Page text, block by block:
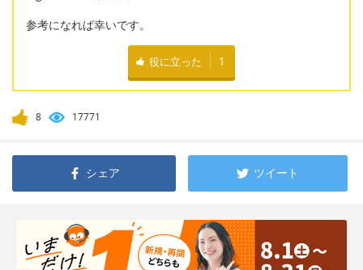
参考になれば幸いです。
役に立った 1
8 17771
シェア ツイート